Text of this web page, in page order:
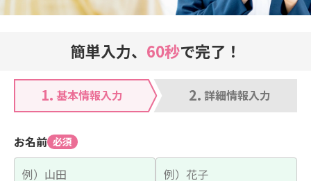
簡単入力、 60秒で完了！
1. 基本情報入力 2. 詳細情報入力
お名前 必須